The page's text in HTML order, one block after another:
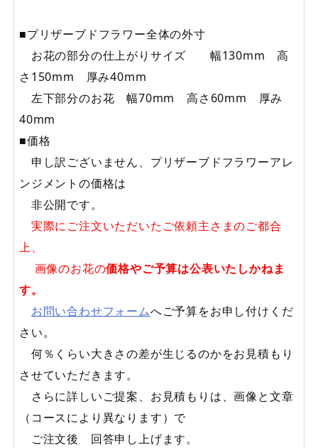
■プリザーブドフラワー全体の外寸
お花の部分の仕上がりサイズ 幅130mm 高
さ150mm 厚み40mm
左下部分のお花 幅70mm 高さ60mm 厚み
40mm
■価格
申し訳ございません、プリザーブドフラワーアレ
ンジメントの価格は
非公開です。
実際にご注文いただいたご依頼主さまのご都合
上、
画像のお花の価格やご予算は公表いたしかねま
す。
お問い合わせフォームへご予算をお申し付けくだ
さい。
何％くらい大きさの差が生じるのかをお見積もり
させていただきます。
さらに詳しいご提案、お見積もりは、画像と文章
（コースにより異なります）で
ご注文後 回答申し上げます。